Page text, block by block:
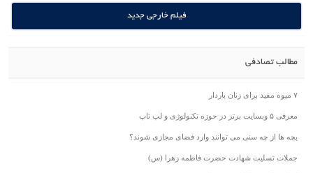
فیلم خارجی جدید
مطالب تصادفی
۷ میوه مفید برای زنان باردار
معرفی ۵ وبسایت برتر در حوزه تکنولوژی و لپ تاپ
بچه ها از چه سنی می توانند وارد فضای مجازی شوند؟
جملات تسلیت شهادت حضرت فاطمه زهرا (س)